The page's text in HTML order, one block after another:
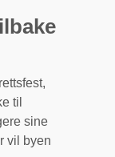
til
sine
vil byen